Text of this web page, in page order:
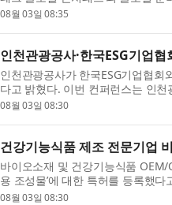
로...
08월 03일 08:35
인천관광공사·한국ESG기업협
인천관광공사가 한국ESG기업협회
다고 밝혔다. 이번 컨퍼런스는 인
재생에너지...
08월 03일 08:30
건강기능식품 제조 전문기업
바이오소재 및 건강기능식품
용 조성물’에 대한 특허를 등록했
록이 ...
08월 03일 08:30